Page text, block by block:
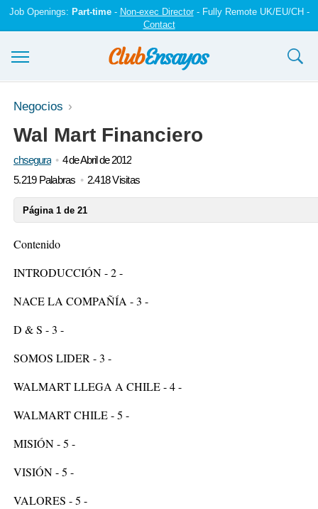
Job Openings: Part-time- Non-exec Director- Fully Remote UK/EU/CH -
Contact
Ensayos y trabajos
Registrarse
Iniciar sesión
Negocios
Wal Mart Financiero
chsegura
4 de Abril de 2012
5.219 Palabras
2.418 Visitas
Página 1 de 21
Contenido
INTRODUCCIÓN - 2 -
NACE LA COMPAÑÍA - 3 -
D & S - 3 -
SOMOS LIDER - 3 -
WALMART LLEGA A CHILE - 4 -
WALMART CHILE - 5 -
MISIÓN - 5 -
VISIÓN - 5 -
VALORES - 5 -